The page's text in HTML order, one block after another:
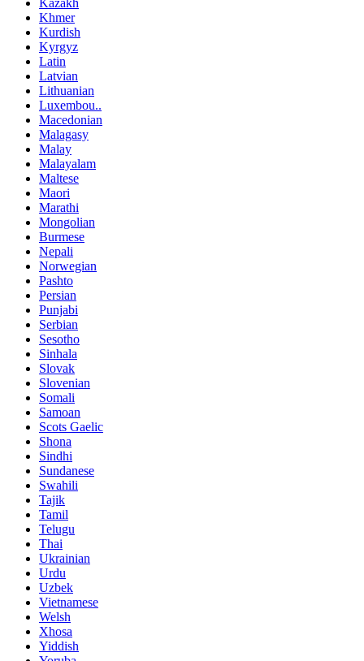
Kazakh
Khmer
Kurdish
Kyrgyz
Latin
Latvian
Lithuanian
Luxembou..
Macedonian
Malagasy
Malay
Malayalam
Maltese
Maori
Marathi
Mongolian
Burmese
Nepali
Norwegian
Pashto
Persian
Punjabi
Serbian
Sesotho
Sinhala
Slovak
Slovenian
Somali
Samoan
Scots Gaelic
Shona
Sindhi
Sundanese
Swahili
Tajik
Tamil
Telugu
Thai
Ukrainian
Urdu
Uzbek
Vietnamese
Welsh
Xhosa
Yiddish